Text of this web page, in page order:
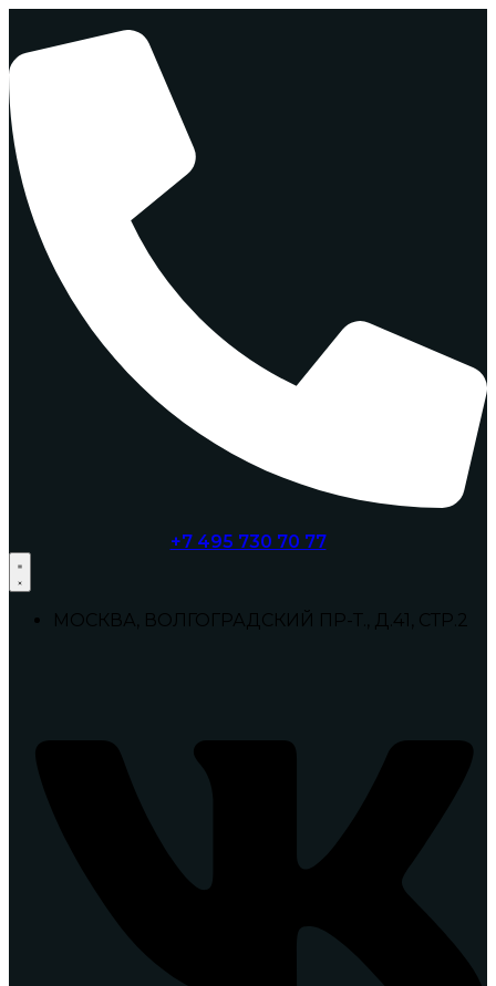
содержимому
+7 495 730 70 77
МОСКВА, ВОЛГОГРАДСКИЙ ПР-Т., Д.41, СТР.2